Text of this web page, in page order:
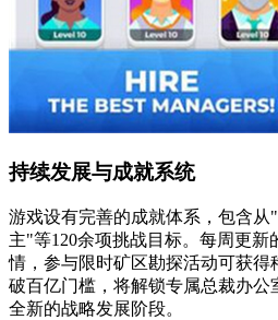
持续发展与成就系统
游戏设有完善的成就体系，包含
主"等120余项挑战目标。每周更新
情，参与限时矿区勘探活动可获得
破百亿门槛，将解锁专属总裁办公
全新的战略发展阶段。